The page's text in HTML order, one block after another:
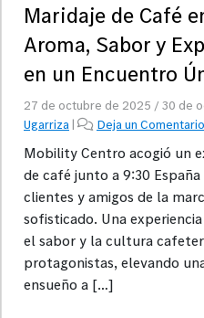
Maridaje de Café
Aroma, Sabor y
en un Encuentro
27 de octubre de 2025 / 30 de
Ugarriza | Deja un Comentario
Mobility Centro acogió un
de café junto a 9:30
clientes y amigos de la
sofisticado. Una
el sabor y la cultura
protagonistas, elevando
ensueño a […]